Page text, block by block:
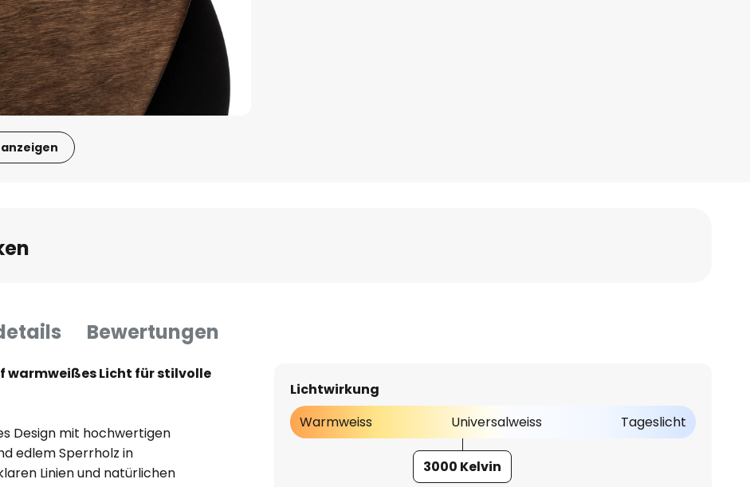
Bewertungen
warmweißes Licht für stilvolle
Design mit hochwertigen
edlem Sperrholz in
Linien und natürlichen
Lichtwirkung
Warmweiss
Universalweiss Tageslicht
3000 Kelvin